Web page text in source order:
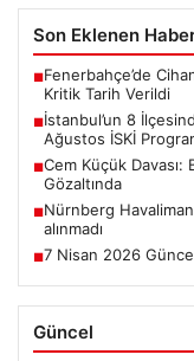
Son Eklenen
■Fenerbahçe’de
Kritik Tarih Verildi
■İstanbul’un 8
Ağustos İSKİ
■Cem Küçük Davası:
Gözaltında
■Nürnberg
alınmadı
■7 Nisan 2026
Güncel